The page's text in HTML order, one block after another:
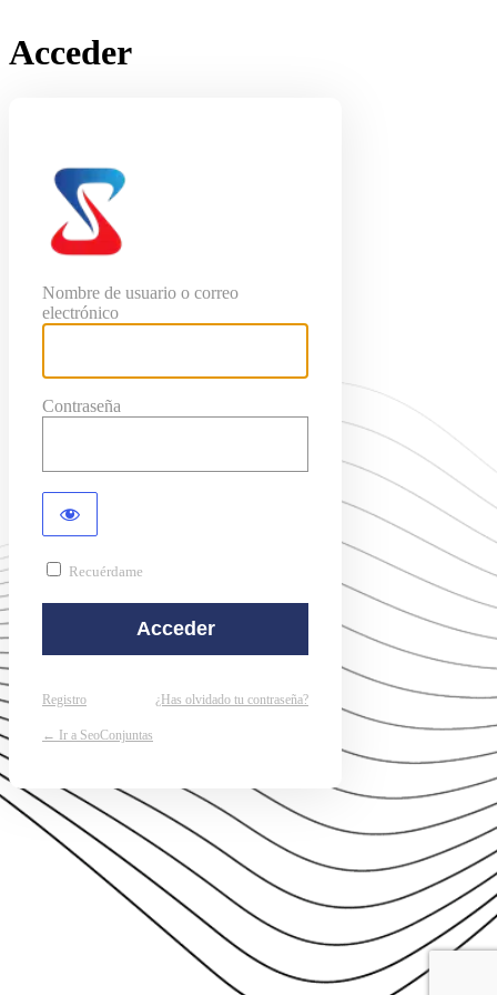
Acceder
Nombre de usuario o correo
electrónico
Contraseña
Recuérdame
Registro ¿Has olvidado tu contraseña?
← Ir a SeoConjuntas